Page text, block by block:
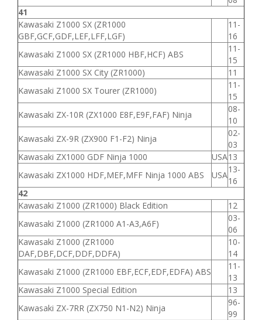
41
Kawasaki Z1000 SX (ZR1000
GBF,GCF,GDF,LEF,LFF,LGF)
11-
16
Kawasaki Z1000 SX (ZR1000 HBF,HCF) ABS
11-
15
Kawasaki Z1000 SX City (ZR1000)
11
Kawasaki Z1000 SX Tourer (ZR1000)
11-
15
Kawasaki ZX-10R (ZX1000 E8F,E9F,FAF) Ninja
08-
10
Kawasaki ZX-9R (ZX900 F1-F2) Ninja
02-
03
Kawasaki ZX1000 GDF Ninja 1000
USA13
Kawasaki ZX1000 HDF,MEF,MFF Ninja 1000 ABS
USA
13-
16
42
Kawasaki Z1000 (ZR1000) Black Edition
12
Kawasaki Z1000 (ZR1000 A1-A3,A6F)
03-
06
Kawasaki Z1000 (ZR1000
DAF,DBF,DCF,DDF,DDFA)
10-
14
Kawasaki Z1000 (ZR1000 EBF,ECF,EDF,EDFA) ABS
11-
13
Kawasaki Z1000 Special Edition
13
Kawasaki ZX-7RR (ZX750 N1-N2) Ninja
96-
99